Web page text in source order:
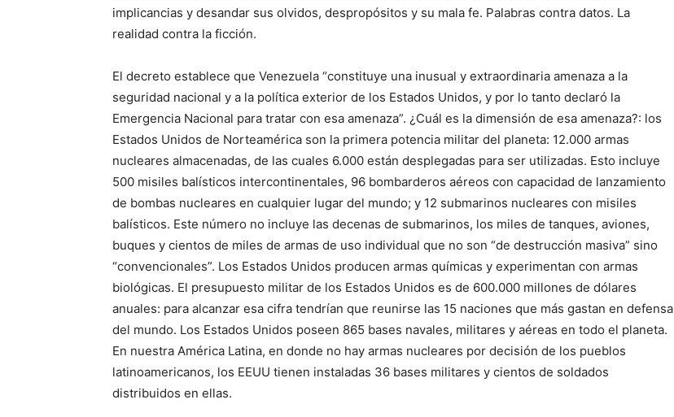
implicancias y desandar sus olvidos, despropósitos y su mala fe. Palabras contra datos. La
realidad contra la ficción.
El decreto establece que Venezuela “constituye una inusual y extraordinaria amenaza a la
seguridad nacional y a la política exterior de los Estados Unidos, y por lo tanto declaró la
Emergencia Nacional para tratar con esa amenaza”. ¿Cuál es la dimensión de esa amenaza?: los
Estados Unidos de Norteamérica son la primera potencia militar del planeta: 12.000 armas
nucleares almacenadas, de las cuales 6.000 están desplegadas para ser utilizadas. Esto incluye
500 misiles balísticos intercontinentales, 96 bombarderos aéreos con capacidad de lanzamiento
de bombas nucleares en cualquier lugar del mundo; y 12 submarinos nucleares con misiles
balísticos. Este número no incluye las decenas de submarinos, los miles de tanques, aviones,
buques y cientos de miles de armas de uso individual que no son “de destrucción masiva” sino
“convencionales”. Los Estados Unidos producen armas químicas y experimentan con armas
biológicas. El presupuesto militar de los Estados Unidos es de 600.000 millones de dólares
anuales: para alcanzar esa cifra tendrían que reunirse las 15 naciones que más gastan en defensa
del mundo. Los Estados Unidos poseen 865 bases navales, militares y aéreas en todo el planeta.
En nuestra América Latina, en donde no hay armas nucleares por decisión de los pueblos
latinoamericanos, los EEUU tienen instaladas 36 bases militares y cientos de soldados
distribuidos en ellas.